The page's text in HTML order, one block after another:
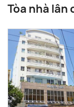
Tòa nhà lân